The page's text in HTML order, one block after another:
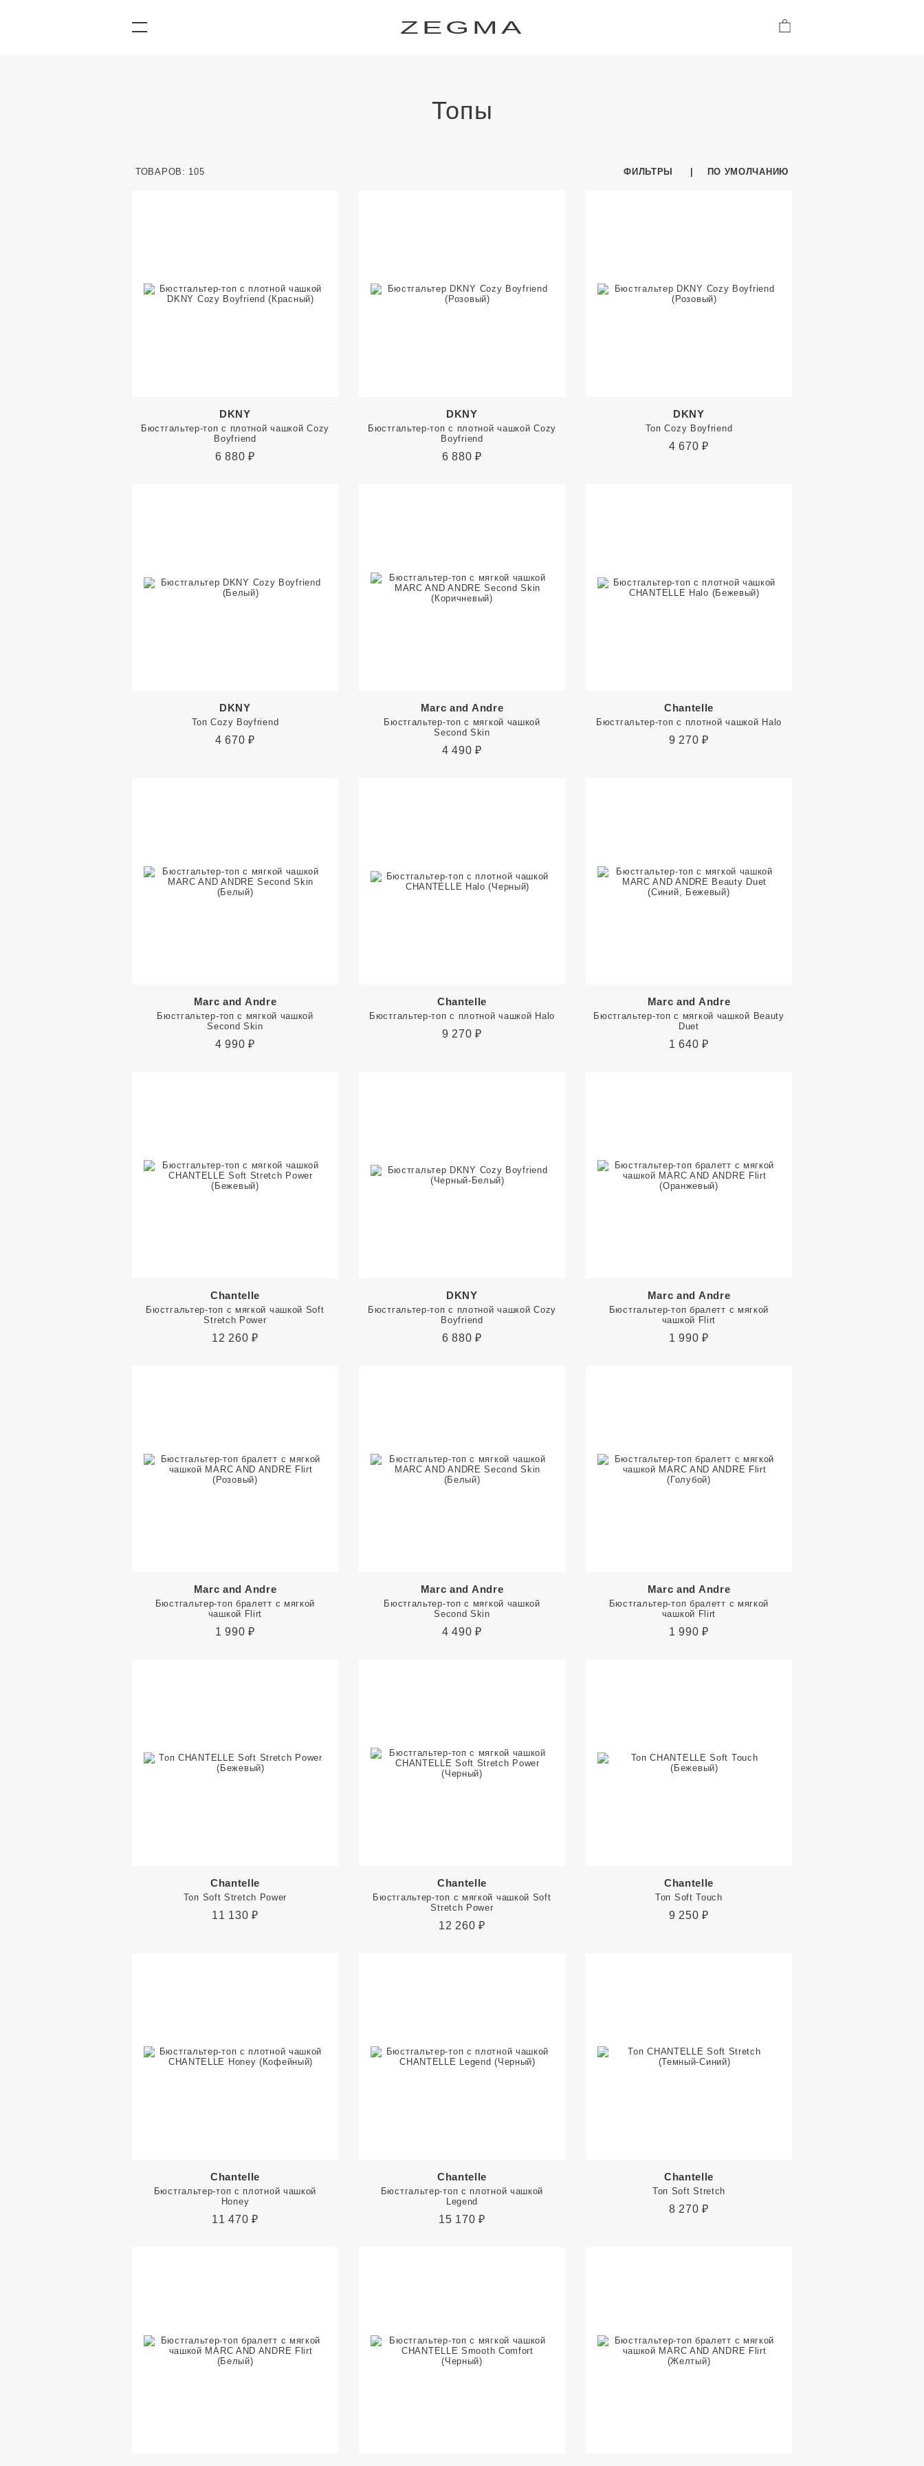
ZEGMA
Топы
ФИЛЬТРЫ ПО УМОЛЧАНИЮ
DKNY
Бюстгальтер-топ с плотной чашкой Cozy
Boyfriend
6 880 ₽
DKNY
Бюстгальтер-топ с плотной чашкой Cozy
Boyfriend
6 880 ₽
DKNY
Топ Cozy Boyfriend
4 670 ₽
DKNY
Топ Cozy Boyfriend
4 670 ₽
Marc and Andre
Бюстгальтер-топ с мягкой чашкой
Second Skin
4 490 ₽
Chantelle
Бюстгальтер-топ с плотной чашкой Halo
9 270 ₽
Marc and Andre
Бюстгальтер-топ с мягкой чашкой
Second Skin
4 990 ₽
Chantelle
Бюстгальтер-топ с плотной чашкой Halo
9 270 ₽
Marc and Andre
Бюстгальтер-топ с мягкой чашкой Beauty
Duet
1 640 ₽
Chantelle
Бюстгальтер-топ с мягкой чашкой Soft
Stretch Power
12 260 ₽
DKNY
Бюстгальтер-топ с плотной чашкой Cozy
Boyfriend
6 880 ₽
Marc and Andre
Бюстгальтер-топ бралетт с мягкой
чашкой Flirt
1 990 ₽
Marc and Andre
Бюстгальтер-топ бралетт с мягкой
чашкой Flirt
1 990 ₽
Marc and Andre
Бюстгальтер-топ с мягкой чашкой
Second Skin
4 490 ₽
Marc and Andre
Бюстгальтер-топ бралетт с мягкой
чашкой Flirt
1 990 ₽
Chantelle
Топ Soft Stretch Power
11 130 ₽
Chantelle
Бюстгальтер-топ с мягкой чашкой Soft
Stretch Power
12 260 ₽
Chantelle
Топ Soft Touch
9 250 ₽
Chantelle
Бюстгальтер-топ с плотной чашкой
Honey
11 470 ₽
Chantelle
Бюстгальтер-топ с плотной чашкой
Legend
15 170 ₽
Chantelle
Топ Soft Stretch
8 270 ₽
ТОВАРОВ: 105